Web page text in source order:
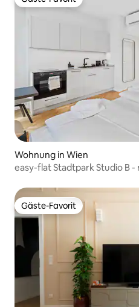
Gäste-Favorit
Wohnung in Wien
easy-flat Stadtpark Studio B -
Gäste-Favorit
Gäste-Favorit